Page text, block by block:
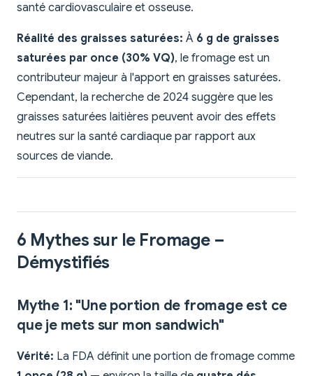
santé cardiovasculaire et osseuse.
Réalité des graisses saturées: À 6 g de graisses
saturées par once (30% VQ), le fromage est un
contributeur majeur à l'apport en graisses saturées.
Cependant, la recherche de 2024 suggère que les
graisses saturées laitières peuvent avoir des effets
neutres sur la santé cardiaque par rapport aux
sources de viande.
6 Mythes sur le Fromage –
Démystifiés
Mythe 1: "Une portion de fromage est ce
que je mets sur mon sandwich"
Vérité: La FDA définit une portion de fromage comme